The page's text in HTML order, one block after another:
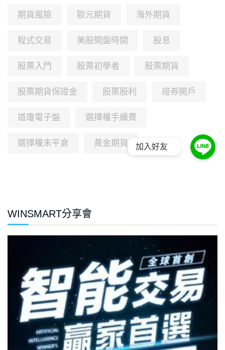
期貨風險 歐元期貨 海外期貨
程式交易 美股開盤時間 股息
股票入門 股票初學者 股票期貨
股票期貨保證金 股票股利 證券開戶
道瓊電子盤 選擇權手續費
選擇權未平倉 黃金期貨
WINSMART分享會
加入好友